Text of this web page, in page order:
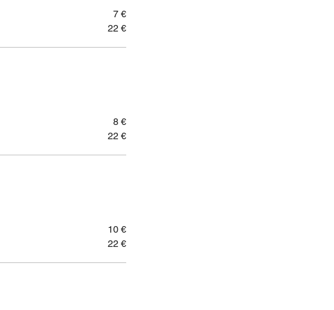
7 €
22 €
8 €
22 €
10 €
22 €